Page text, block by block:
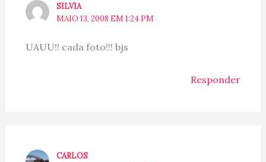
SILVIA
MAIO 13, 2008 EM 1:24 PM
UAUU!! cada foto!!! bjs
Responder
CARLOS